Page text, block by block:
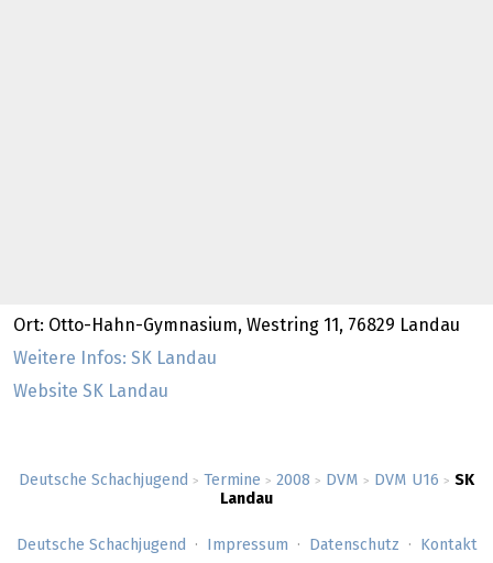
Deutsche Schachjugend > Termine > 2008 > DVM > DVM U16 > SK
Landau
Ort: Otto-Hahn-Gymnasium, Westring 11, 76829 Landau
Weitere Infos: SK Landau
Website SK Landau
Deutsche Schachjugend Impressum Datenschutz Kontakt